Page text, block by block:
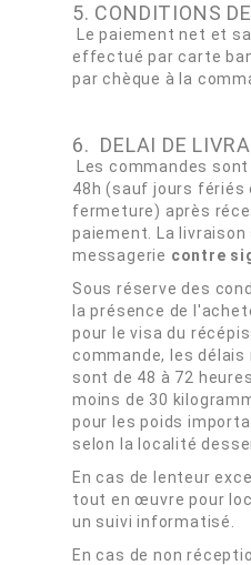
5. CONDITIONS
Le paiement net et
effectué par carte
par chèque à la
6. DELAI DE
Les commandes
48h (sauf jours fériés
fermeture) après
paiement. La
messagerie contre
Sous réserve des
la présence de
pour le visa du
commande, les délais
sont de 48 à 72
moins de 30
pour les poids
selon la localité
En cas de lenteur
tout en œuvre pour
un suivi informatisé.
En cas de non